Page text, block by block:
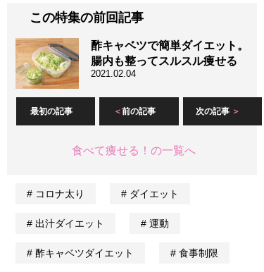
この特集の前回記事
酢キャベツで簡単ダイエット。
腸内も整ってスルスル痩せる
2021.02.04
最初の記事 前の記事 次の記事
食べて痩せる！の一覧へ
コロナ太り ダイエット
出汁ダイエット 運動
酢キャベツダイエット 食事制限